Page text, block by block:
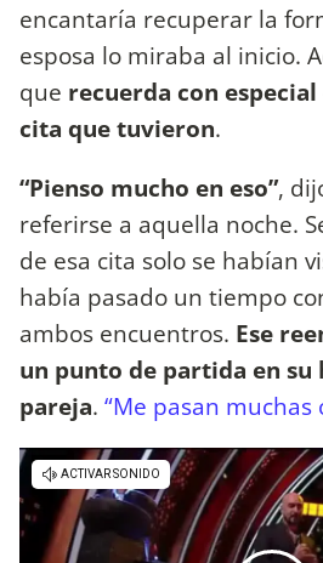
encantaría recuperar la
esposa lo miraba al inicio.
que recuerda con
cita que tuvieron.
“Pienso mucho en eso”,
referirse a aquella noche.
de esa cita solo se habían
había pasado un tiempo
ambos encuentros. Ese
un punto de partida en
pareja. “Me pasan muchas